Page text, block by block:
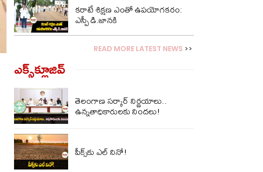
కరాటే శిక్షణ ఎంతో ఉపయోగకరం:
ఎస్పీ డి.జానకి
READ MORE LATEST NEWS >>
ఎక్స్‌క్లూజివ్‌
తెలంగాణ సర్కార్ నిర్ణయాలు..
ఉన్నతాధికారులకు నిందలు!
పీక్స్‌కు ఎల్‌ నినో!